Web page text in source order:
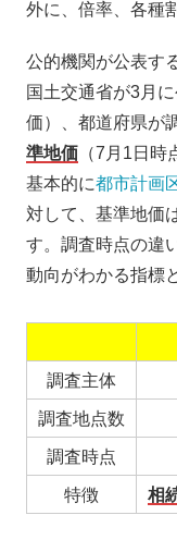
外に、倍率、各種
公的機関が公表す
国土交通省が3月
価）、都道府県が
準地価（7月1日時
基本的に都市計画
対して、基準地価
す。調査時点の違
動向がわかる指標
調査主体
調査地点数
調査時点
特徴 相